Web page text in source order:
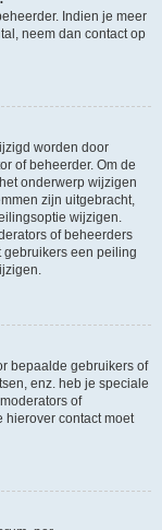
Indien je meer
neem dan contact op
worden door
of beheerder. Om de
onderwerp wijzigen
zijn uitgebracht,
wijzigen.
of beheerders
gebruikers een peiling
bepaalde gebruikers of
enz. heb je speciale
of
hierover contact moet